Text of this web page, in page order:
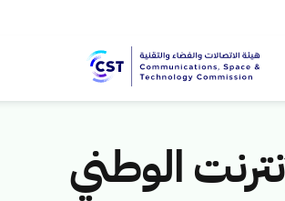
الوطني